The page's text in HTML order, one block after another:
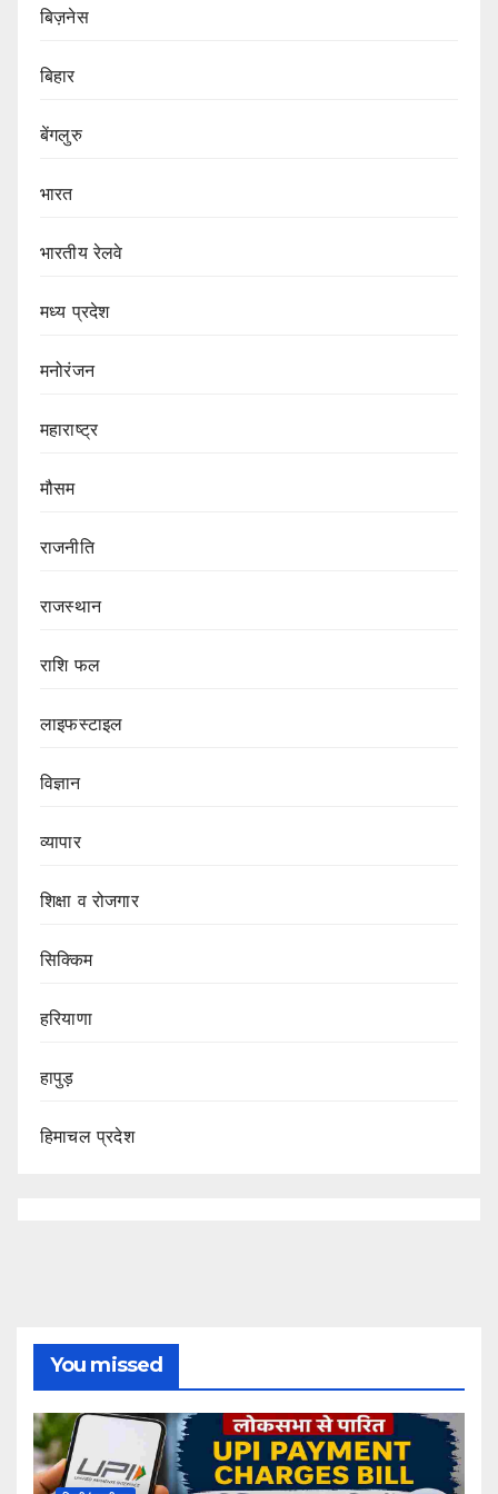
बिज़नेस
बिहार
बेंगलुरु
भारत
भारतीय रेलवे
मध्य प्रदेश
मनोरंजन
महाराष्ट्र
मौसम
राजनीति
राजस्थान
राशि फल
लाइफस्टाइल
विज्ञान
व्यापार
शिक्षा व रोजगार
सिक्किम
हरियाणा
हापुड़
हिमाचल प्रदेश
You missed